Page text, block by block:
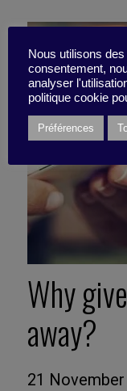
Why
away?
21
Nous utilisons
consentement,
analyser
politique cookie
Préférences